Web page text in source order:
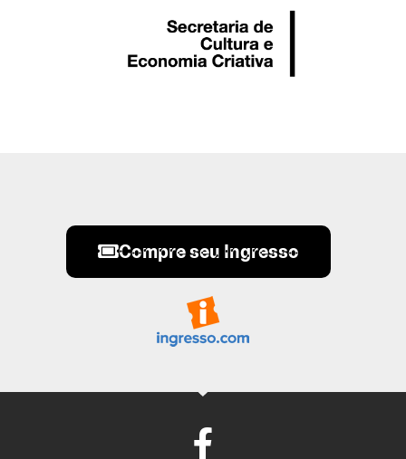
Compre seu Ingresso